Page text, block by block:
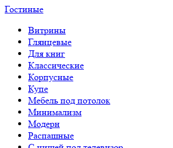
Гостиные
Витрины
Глянцевые
Для книг
Классические
Корпусные
Купе
Мебель под потолок
Минимализм
Модерн
Распашные